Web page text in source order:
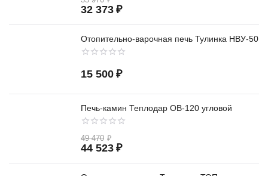
32 373 ₽
Отопительно-варочная печь Тулинка НВУ-50
15 500 ₽
Печь-камин Теплодар ОВ-120 угловой
49 470 ₽
44 523 ₽